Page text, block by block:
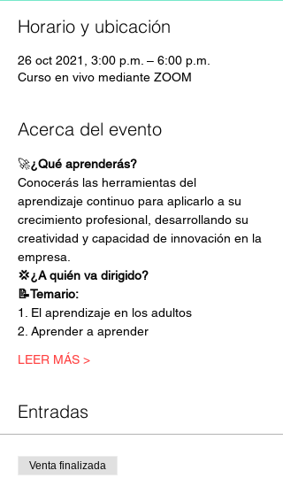
Horario y ubicación
26 oct 2021, 3:00 p.m. – 6:00 p.m.
Curso en vivo mediante ZOOM
Acerca del evento
🚀¿Qué aprenderás?
Conocerás las herramientas del
aprendizaje continuo para aplicarlo a su
crecimiento profesional, desarrollando su
creatividad y capacidad de innovación en la
empresa.
💢¿A quién va dirigido?
📝Temario:
1. El aprendizaje en los adultos
2. Aprender a aprender
LEER MÁS >
Entradas
Venta finalizada